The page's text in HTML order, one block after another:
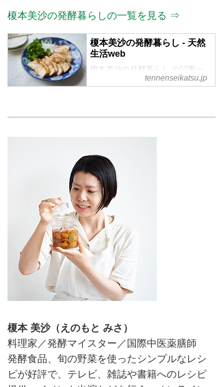
榎本美沙の発酵暮らしの一覧を見る ⇒
榎本美沙の発酵暮らし - 天然
生活web
榎本美沙の発酵暮らし の記事一
tennenseikatsu.jp
榎本 美沙（えのもと みさ）
料理家／発酵マイスター／国際中医薬膳師
発酵食品、旬の野菜を使ったシンプルなレシ
ピが好評で、テレビ、雑誌や書籍へのレシピ